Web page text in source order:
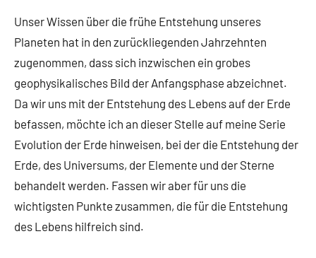
Unser Wissen über die frühe Entstehung unseres
Planeten hat in den zurückliegenden Jahrzehnten
zugenommen, dass sich inzwischen ein grobes
geophysikalisches Bild der Anfangsphase abzeichnet.
Da wir uns mit der Entstehung des Lebens auf der Erde
befassen, möchte ich an dieser Stelle auf meine Serie
Evolution der Erde hinweisen, bei der die Entstehung der
Erde, des Universums, der Elemente und der Sterne
behandelt werden. Fassen wir aber für uns die
wichtigsten Punkte zusammen, die für die Entstehung
des Lebens hilfreich sind.